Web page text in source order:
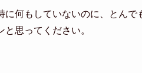
に何もしていないのに、とん
と思ってください。